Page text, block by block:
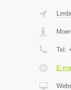
Tel:
E-